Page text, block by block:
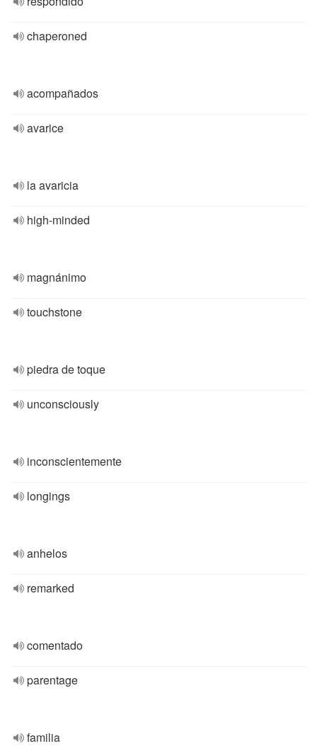
chaperoned
acompañados
avarice
la avaricia
high-minded
magnánimo
touchstone
piedra de toque
unconsciously
inconscientemente
longings
anhelos
remarked
comentado
parentage
familia